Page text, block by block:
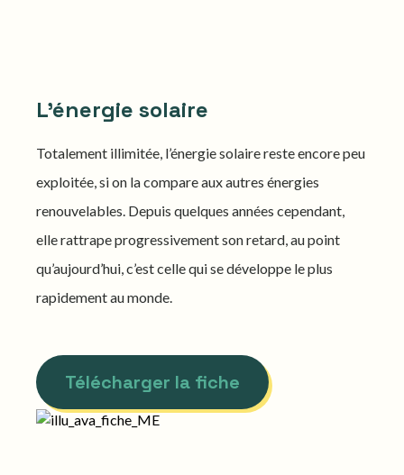
L'énergie solaire
Totalement illimitée, l’énergie solaire reste encore peu
exploitée, si on la compare aux autres énergies
renouvelables. Depuis quelques années cependant,
elle rattrape progressivement son retard, au point
qu’aujourd’hui, c’est celle qui se développe le plus
rapidement au monde.
Télécharger la fiche